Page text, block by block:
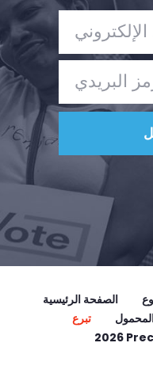
الصفحة الرئيسية
تبرع
2026